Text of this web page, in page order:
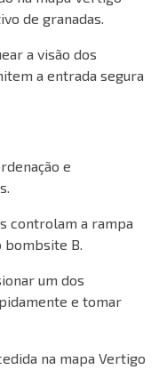
de granadas.
a visão dos
a entrada segura
e
controlam a rampa
bombsite B.
um dos
e tomar
na mapa Vertigo